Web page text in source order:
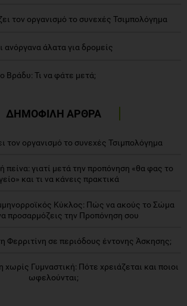
τον οργανισμό το συνεχές Τσιμπολόγημα
ανόργανα άλατα για δρομείς
Βράδυ: Τι να φάτε μετά;
ΔΗΜΟΦΙΛΗ ΑΡΘΡΑ
τον οργανισμό το συνεχές Τσιμπολόγημα
πείνα: γιατί μετά την προπόνηση «θα φας το
και τι να κάνεις πρακτικά
Κύκλος: Πώς να ακούς το Σώμα
προσαρμόζεις την Προπόνηση σου
Φερριτίνη σε περιόδους έντονης Άσκησης;
Γυμναστική: Πότε χρειάζεται και ποιοι
ωφελούνται;